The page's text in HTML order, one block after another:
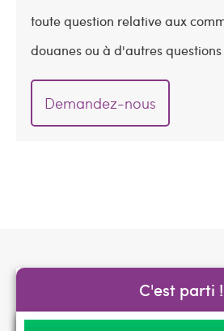
toute question relative aux
douanes ou à d'autres
Demandez-nous
C'est parti !